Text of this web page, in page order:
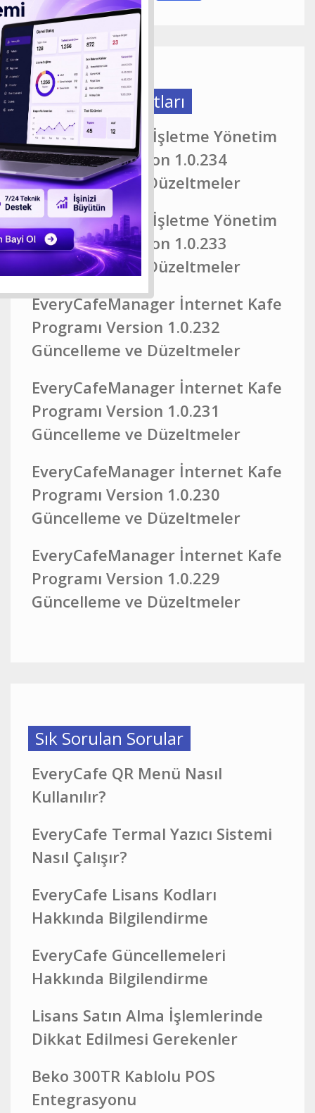
Güncelleme Notları
EveryCafe Akıllı İşletme Yönetim
Platformu Version 1.0.234
Güncelleme ve Düzeltmeler
EveryCafe Akıllı İşletme Yönetim
Platformu Version 1.0.233
Güncelleme ve Düzeltmeler
EveryCafeManager İnternet Kafe
Programı Version 1.0.232
Güncelleme ve Düzeltmeler
EveryCafeManager İnternet Kafe
Programı Version 1.0.231
Güncelleme ve Düzeltmeler
EveryCafeManager İnternet Kafe
Programı Version 1.0.230
Güncelleme ve Düzeltmeler
EveryCafeManager İnternet Kafe
Programı Version 1.0.229
Güncelleme ve Düzeltmeler
Sık Sorulan Sorular
EveryCafe QR Menü Nasıl
Kullanılır?
EveryCafe Termal Yazıcı Sistemi
Nasıl Çalışır?
EveryCafe Lisans Kodları
Hakkında Bilgilendirme
EveryCafe Güncellemeleri
Hakkında Bilgilendirme
Lisans Satın Alma İşlemlerinde
Dikkat Edilmesi Gerekenler
Beko 300TR Kablolu POS
Entegrasyonu